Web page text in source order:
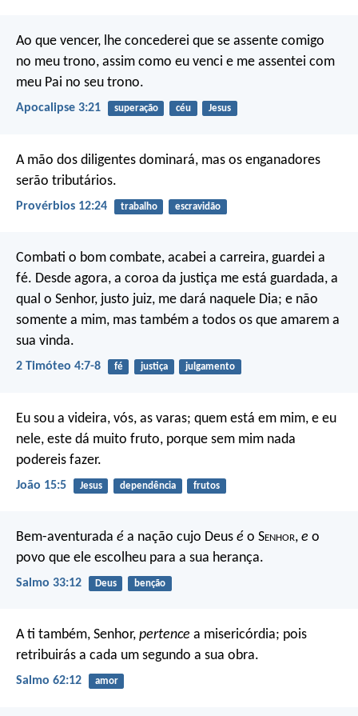
Ao que vencer, lhe concederei que se assente comigo
no meu trono, assim como eu venci e me assentei com
meu Pai no seu trono.
Apocalipse 3:21 superação céu Jesus
A mão dos diligentes dominará, mas os enganadores
serão tributários.
Provérbios 12:24 trabalho escravidão
Combati o bom combate, acabei a carreira, guardei a
fé. Desde agora, a coroa da justiça me está guardada, a
qual o Senhor, justo juiz, me dará naquele Dia; e não
somente a mim, mas também a todos os que amarem a
sua vinda.
2 Timóteo 4:7-8 fé justiça julgamento
Eu sou a videira, vós, as varas; quem está em mim, e eu
nele, este dá muito fruto, porque sem mim nada
podereis fazer.
João 15:5 Jesus dependência frutos
Bem-aventurada é a nação cujo Deus é o Senhor, e o
povo que ele escolheu para a sua herança.
Salmo 33:12 Deus benção
A ti também, Senhor, pertence a misericórdia; pois
retribuirás a cada um segundo a sua obra.
Salmo 62:12 amor